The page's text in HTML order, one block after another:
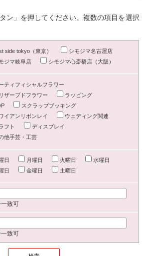
ン」を押してください。複数の項目を選択
side tokyo（東京）
シモジマ名古屋店
ジマ岐阜店
シモジマ心斎橋店（大阪）
ティフィシャルフラワー
ザーブドフラワー
ラッピング
スクラップブッキング
イアンリボンレイ
ウェディング関連
フト
ディスプレイ
他手芸・工芸
日 月曜日 火曜日
水曜日
日
金曜日 土曜日
致可
致可